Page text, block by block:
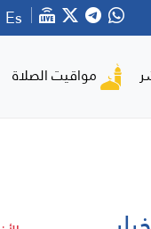
Es
مواقيت الصلاة